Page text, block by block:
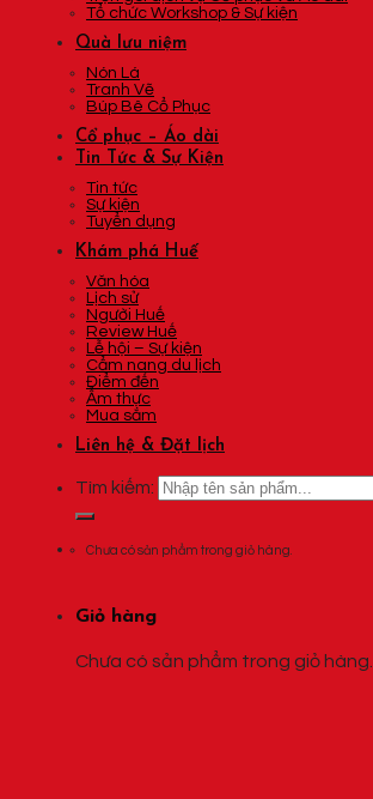
Tổ chức Workshop & Sự kiện
Quà lưu niệm
Nón Lá
Tranh Vẽ
Búp Bê Cổ Phục
Cổ phục – Áo dài
Tin Tức & Sự Kiện
Tin tức
Sự kiện
Tuyển dụng
Khám phá Huế
Văn hóa
Lịch sử
Người Huế
Review Huế
Lễ hội – Sự kiện
Cẩm nang du lịch
Điểm đến
Ẩm thực
Mua sắm
Liên hệ & Đặt lịch
Tìm kiếm:
Chưa có sản phẩm trong giỏ hàng.
Giỏ hàng
Chưa có sản phẩm trong giỏ hàng.